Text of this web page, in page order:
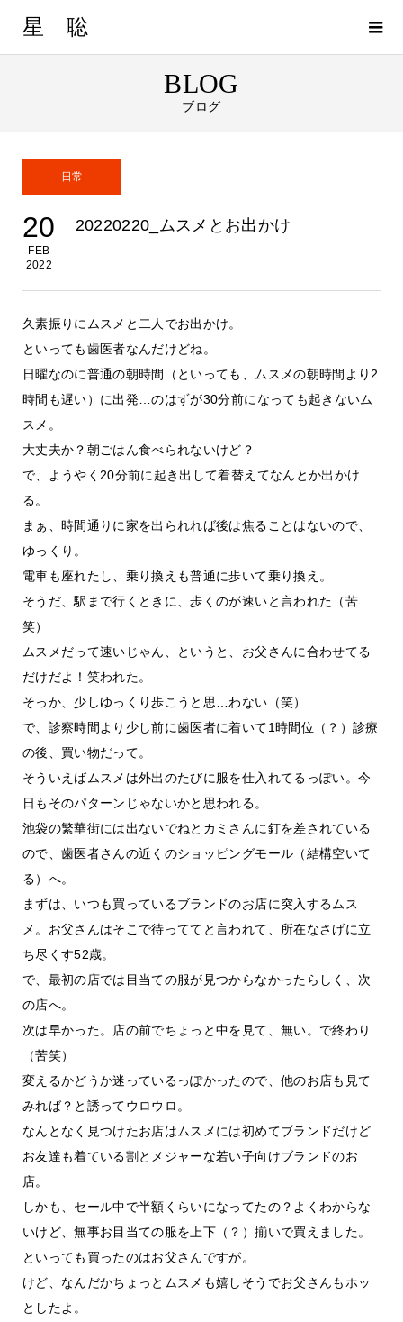
星 聡
BLOG
ブログ
日常
20
FEB
2022
20220220_ムスメとお出かけ
久素振りにムスメと二人でお出かけ。
といっても歯医者なんだけどね。
日曜なのに普通の朝時間（といっても、ムスメの朝時間より2
時間も遅い）に出発…のはずが30分前になっても起きないム
スメ。
大丈夫か？朝ごはん食べられないけど？
で、ようやく20分前に起き出して着替えてなんとか出かけ
る。
まぁ、時間通りに家を出られれば後は焦ることはないので、
ゆっくり。
電車も座れたし、乗り換えも普通に歩いて乗り換え。
そうだ、駅まで行くときに、歩くのが速いと言われた（苦
笑）
ムスメだって速いじゃん、というと、お父さんに合わせてる
だけだよ！笑われた。
そっか、少しゆっくり歩こうと思…わない（笑）
で、診察時間より少し前に歯医者に着いて1時間位（？）診療
の後、買い物だって。
そういえばムスメは外出のたびに服を仕入れてるっぽい。今
日もそのパターンじゃないかと思われる。
池袋の繁華街には出ないでねとカミさんに釘を差されている
ので、歯医者さんの近くのショッピングモール（結構空いて
る）へ。
まずは、いつも買っているブランドのお店に突入するムス
メ。お父さんはそこで待っててと言われて、所在なさげに立
ち尽くす52歳。
で、最初の店では目当ての服が見つからなかったらしく、次
の店へ。
次は早かった。店の前でちょっと中を見て、無い。で終わり
（苦笑）
変えるかどうか迷っているっぽかったので、他のお店も見て
みれば？と誘ってウロウロ。
なんとなく見つけたお店はムスメには初めてブランドだけど
お友達も着ている割とメジャーな若い子向けブランドのお
店。
しかも、セール中で半額くらいになってたの？よくわからな
いけど、無事お目当ての服を上下（？）揃いで買えました。
といっても買ったのはお父さんですが。
けど、なんだかちょっとムスメも嬉しそうでお父さんもホッ
としたよ。